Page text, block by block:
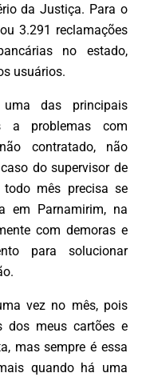
da Justiça. Para o
3.291 reclamações
no estado,
usuários.
das principais
a problemas com
contratado, não
do supervisor de
mês precisa se
em Parnamirim, na
com demoras e
para solucionar
vez no mês, pois
dos meus cartões e
mas sempre é essa
quando há uma